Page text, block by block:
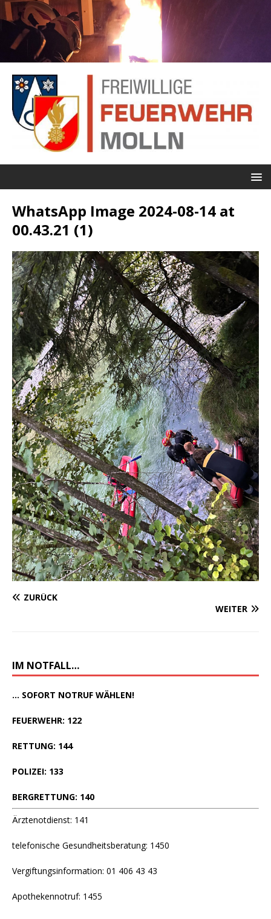
WhatsApp Image 2024-08-14 at
00.43.21 (1)
ZURÜCK
WEITER
IM NOTFALL…
... SOFORT NOTRUF WÄHLEN!
FEUERWEHR: 122
RETTUNG: 144
POLIZEI: 133
BERGRETTUNG: 140
Ärztenotdienst: 141
telefonische Gesundheitsberatung: 1450
Vergiftungsinformation: 01 406 43 43
Apothekennotruf: 1455